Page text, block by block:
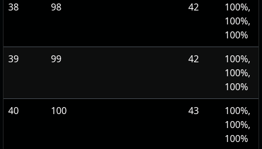
38
98 42
100%,
100%,
100%
39
99 42
100%,
100%,
100%
40
100 43
100%,
100%,
100%